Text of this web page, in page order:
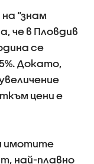
“знам
че в Пловдив
се
Докато,
цени е
имотите
най-плавно